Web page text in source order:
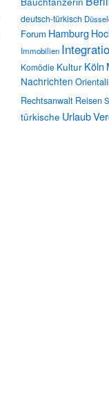
deutsch-türkisch
Forum Hamburg
Immobilien
Komödie Kultur Köln
Nachrichten
Rechtsanwalt Reisen
türkische Urlaub